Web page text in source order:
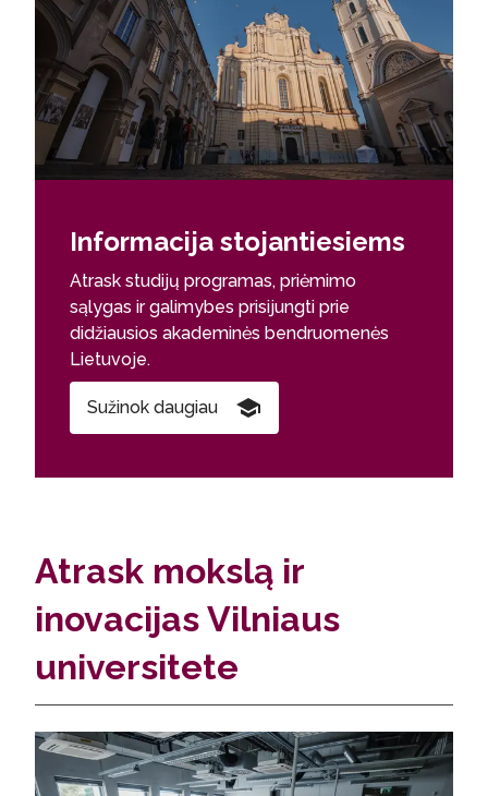
Informacija stojantiesiems
Atrask studijų programas, priėmimo
sąlygas ir galimybes prisijungti prie
didžiausios akademinės bendruomenės
Lietuvoje.
Sužinok daugiau
Atrask mokslą ir
inovacijas Vilniaus
universitete